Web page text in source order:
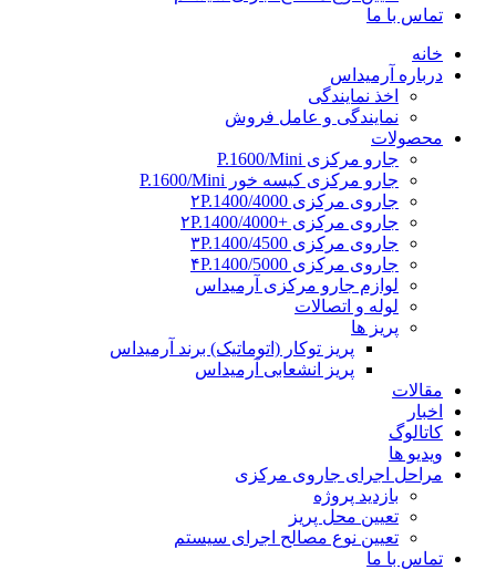
تماس با ما
خانه
درباره آرمیداس
اخذ نمایندگی
نمایندگی و عامل فروش
محصولات
جارو مرکزی P.1600/Mini
جارو مرکزی کیسه خور P.1600/Mini
جاروی مرکزی ۲P.1400/4000
جاروی مرکزی +۲P.1400/4000
جاروی مرکزی ۳P.1400/4500
جاروی مرکزی ۴P.1400/5000
لوازم جارو مرکزی آرمیداس
لوله و اتصالات
پریز ها
پریز توکار (اتوماتیک) برند آرمیداس
پریز انشعابی آرمیداس
مقالات
اخبار
کاتالوگ
ویدیو ها
مراحل اجرای جاروی مرکزی
بازدید پروژه
تعیین محل پریز
تعیین نوع مصالح اجرای سیستم
تماس با ما